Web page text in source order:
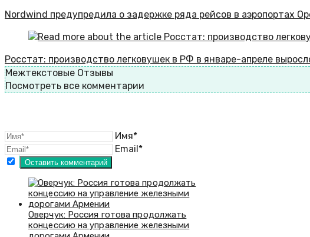
Nordwind предупредила о задержке ряда рейсов в аэропортах
Росстат: производство легковушек в РФ в январе-апреле
Межтекстовые Отзывы
Посмотреть все комментарии
Имя*
Email*
Оверчук: Россия готова продолжать
концессию на управление железными